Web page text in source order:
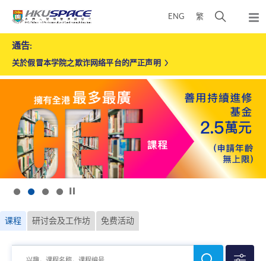
content
ENG 繁
开
介
面
弹
出
content
start
香
港
大
通告:
关於假冒本学院之欺诈网络平台的严正声明
课程 研讨会及工作坊 免费活动